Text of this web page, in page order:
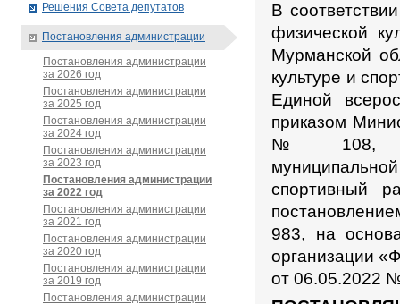
В
физической
Мурманской
культуре и
Единой
приказом
№ 108,
спортивный
983, на
организации
от 06.05.2022
Решения Совета депутатов
Постановления администрации
Постановления администрации
за 2026 год
Постановления администрации
за 2025 год
Постановления администрации
за 2024 год
Постановления администрации
за 2023 год
Постановления администрации
за 2022 год
Постановления администрации
за 2021 год
Постановления администрации
за 2020 год
Постановления администрации
за 2019 год
Постановления администрации